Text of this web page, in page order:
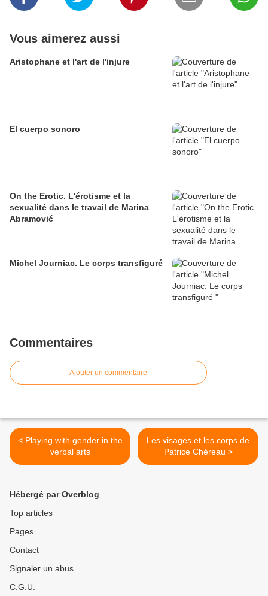
Vous aimerez aussi
Aristophane et l'art de l'injure
El cuerpo sonoro
On the Erotic. L'érotisme et la
sexualité dans le travail de Marina
Abramović
Michel Journiac. Le corps transfiguré
Commentaires
Ajouter un commentaire
< Playing with gender in the
verbal arts
Les visages et les corps de
Patrice Chéreau >
Hébergé par Overblog
Top articles
Pages
Contact
Signaler un abus
C.G.U.